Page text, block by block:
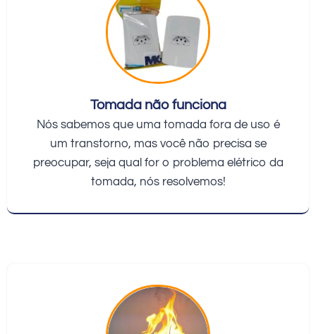
Tomada não funciona
Nós sabemos que uma tomada fora de uso é
um transtorno, mas você não precisa se
preocupar, seja qual for o problema elétrico da
tomada, nós resolvemos!